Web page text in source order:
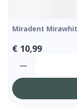
Miradent
€ 10,99